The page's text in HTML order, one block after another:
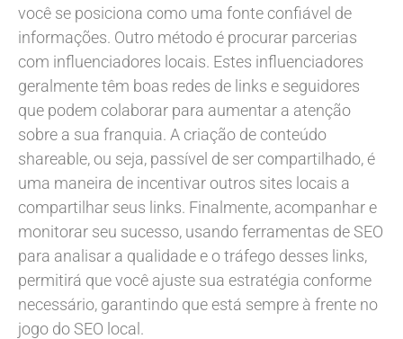
você se posiciona como uma fonte confiável de
informações. Outro método é procurar parcerias
com influenciadores locais. Estes influenciadores
geralmente têm boas redes de links e seguidores
que podem colaborar para aumentar a atenção
sobre a sua franquia. A criação de conteúdo
shareable, ou seja, passível de ser compartilhado, é
uma maneira de incentivar outros sites locais a
compartilhar seus links. Finalmente, acompanhar e
monitorar seu sucesso, usando ferramentas de SEO
para analisar a qualidade e o tráfego desses links,
permitirá que você ajuste sua estratégia conforme
necessário, garantindo que está sempre à frente no
jogo do SEO local.